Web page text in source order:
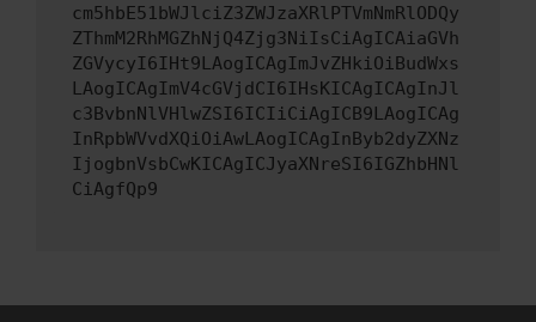
cm5hbE51bWJlciZ3ZWJzaXRlPTVmNmRlODQy
ZThmM2RhMGZhNjQ4Zjg3NiIsCiAgICAiaGVh
ZGVycyI6IHt9LAogICAgImJvZHkiOiBudWxs
LAogICAgImV4cGVjdCI6IHsKICAgICAgInJl
c3BvbnNlVHlwZSI6ICIiCiAgICB9LAogICAg
InRpbWVvdXQiOiAwLAogICAgInByb2dyZXNz
IjogbnVsbCwKICAgICJyaXNreSI6IGZhbHNl
CiAgfQp9